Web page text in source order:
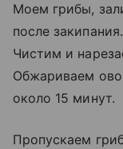
Моем грибы,
после
Чистим и
Обжариваем
около 15 минут.
Пропускаем